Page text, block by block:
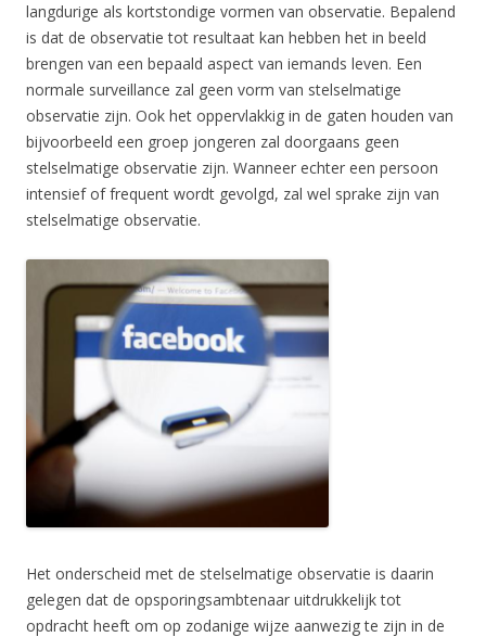
langdurige als kortstondige vormen van observatie. Bepalend
is dat de observatie tot resultaat kan hebben het in beeld
brengen van een bepaald aspect van iemands leven. Een
normale surveillance zal geen vorm van stelselmatige
observatie zijn. Ook het oppervlakkig in de gaten houden van
bijvoorbeeld een groep jongeren zal doorgaans geen
stelselmatige observatie zijn. Wanneer echter een persoon
intensief of frequent wordt gevolgd, zal wel sprake zijn van
stelselmatige observatie.
Het onderscheid met de stelselmatige observatie is daarin
gelegen dat de opsporingsambtenaar uitdrukkelijk tot
opdracht heeft om op zodanige wijze aanwezig te zijn in de